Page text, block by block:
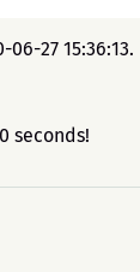
27 15:36:13.
seconds!